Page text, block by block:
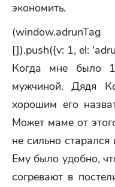
экономить.
[]).push({v: 1, el:
Когда мне было
мужчиной. Дядя
хорошим его
Может маме от
не сильно
Ему было удобно,
согревают в